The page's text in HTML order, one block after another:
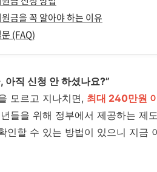
금을 꼭 알아야 하는 이유
(FAQ)
아직 신청 안 하셨나요?”
모르고 지나치면, 최대 240만원
들을 위해 정부에서 제공하는 제
인할 수 있는 방법이 있으니 지금